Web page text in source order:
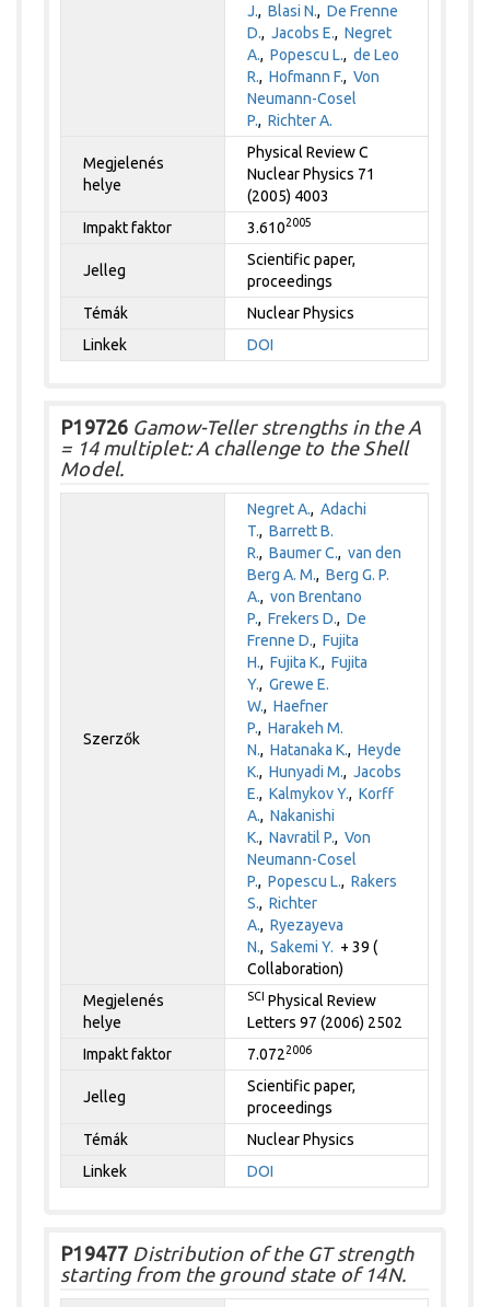
J.,Blasi N.,De Frenne
D.,Jacobs E.,Negret
A.,Popescu L.,de Leo
R.,Hofmann F.,Von
Neumann-Cosel
P.,Richter A.
Megjelenés
helye
Physical Review C
Nuclear Physics 71
(2005) 4003
Impakt faktor
3.6102005
Jelleg
Scientific paper,
proceedings
Témák
Nuclear Physics
Linkek
DOI
P19726 Gamow-Teller strengths in the A
= 14 multiplet: A challenge to the Shell
Model.
Szerzők
Negret A.,Adachi
T.,Barrett B.
R.,Baumer C.,van den
Berg A. M.,Berg G. P.
A.,von Brentano
P.,Frekers D.,De
Frenne D.,Fujita
H.,Fujita K.,Fujita
Y.,Grewe E.
W.,Haefner
P.,Harakeh M.
N.,Hatanaka K.,Heyde
K.,Hunyadi M.,Jacobs
E.,Kalmykov Y.,Korff
A.,Nakanishi
K.,Navratil P.,Von
Neumann-Cosel
P.,Popescu L.,Rakers
S.,Richter
A.,Ryezayeva
N.,Sakemi Y. + 39 (
Collaboration)
Megjelenés
helye
SCI Physical Review
Letters 97 (2006) 2502
Impakt faktor
7.0722006
Jelleg
Scientific paper,
proceedings
Témák
Nuclear Physics
Linkek
DOI
P19477 Distribution of the GT strength
starting from the ground state of 14N.